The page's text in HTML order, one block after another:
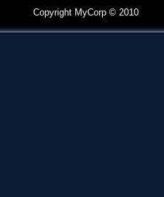
Copyright MyCorp © 2010